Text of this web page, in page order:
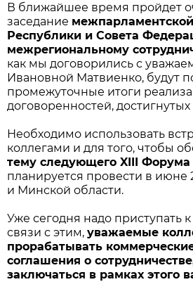
В ближайшее время пройдет
заседание
Республики и Совета
межрегиональному
как мы договорились с
Ивановной Матвиенко, будут
промежуточные итоги
договоренностей,
Необходимо использовать
коллегами и для того, чтобы
тему следующего XIII Форума
планируется провести в июне
и Минской области.
Уже сегодня надо приступать
связи с этим, уважаемые
прорабатывать
соглашения о
заключаться в рамках этого